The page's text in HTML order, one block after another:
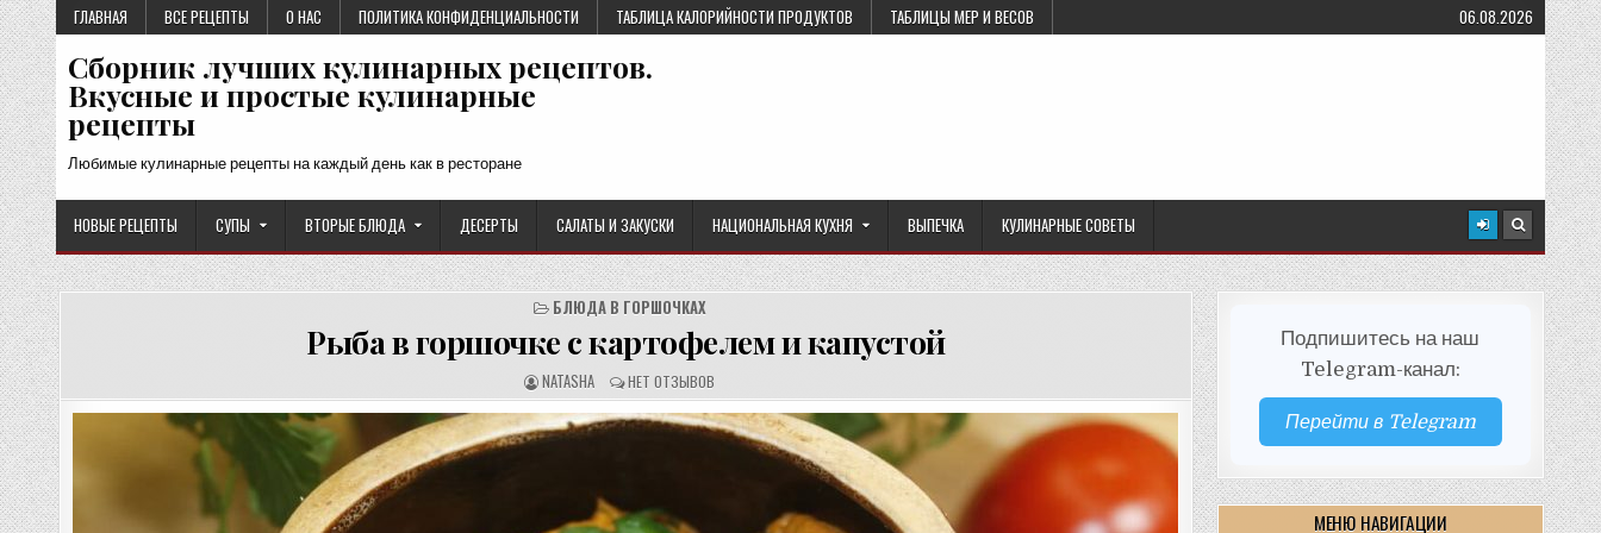
Перейти
к
содержимому
ГЛАВНАЯ ВСЕ РЕЦЕПТЫ О НАС ПОЛИТИКА КОНФИДЕНЦИАЛЬНОСТИ ТАБЛИЦА КАЛОРИЙНОСТИ ПРОДУКТОВ ТАБЛИЦЫ МЕР И ВЕСОВ 06.08.2026
Сборник лучших кулинарных рецептов.
Вкусные и простые кулинарные
рецепты
Любимые кулинарные рецепты на каждый день как в ресторане
НОВЫЕ РЕЦЕПТЫ СУПЫ ВТОРЫЕ БЛЮДА ДЕСЕРТЫ САЛАТЫ И ЗАКУСКИ НАЦИОНАЛЬНАЯ КУХНЯ ВЫПЕЧКА КУЛИНАРНЫЕ СОВЕТЫ
БЛЮДА В ГОРШОЧКАХ
Рыба в горшочке с картофелем и капустой
А
В
Т
О
Р
NATASHA О
Т
З
Ы
НЕТ ОТЗЫВОВ
Подпишитесь на наш
Telegram-канал:
Перейти в Telegram
МЕНЮ НАВИГАЦИИ